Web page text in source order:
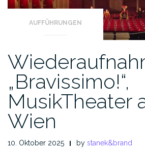
AUFFÜHRUNGEN
„Bravissimo!“,
MusikTheater
Wien
10. Oktober 2025 by stanek&brand